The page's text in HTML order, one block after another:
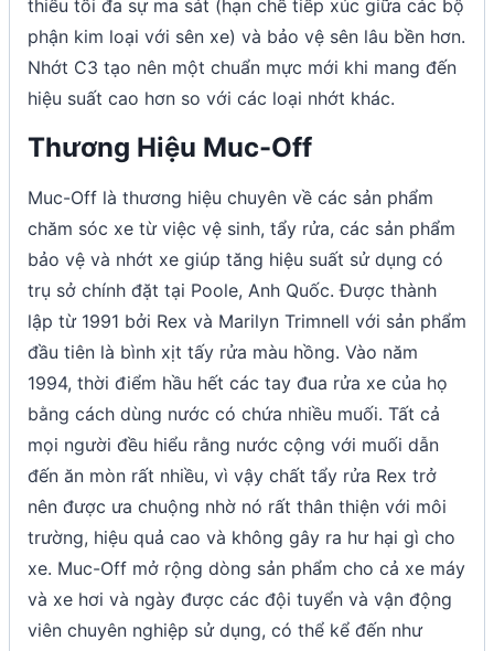
thiểu tối đa sự ma sát (hạn chế tiếp xúc giữa các bộ
phận kim loại với sên xe) và bảo vệ sên lâu bền hơn.
Nhớt C3 tạo nên một chuẩn mực mới khi mang đến
hiệu suất cao hơn so với các loại nhớt khác.
Thương Hiệu Muc-Off
Muc-Off là thương hiệu chuyên về các sản phẩm
chăm sóc xe từ việc vệ sinh, tẩy rửa, các sản phẩm
bảo vệ và nhớt xe giúp tăng hiệu suất sử dụng có
trụ sở chính đặt tại Poole, Anh Quốc. Được thành
lập từ 1991 bởi Rex và Marilyn Trimnell với sản phẩm
đầu tiên là bình xịt tấy rửa màu hồng. Vào năm
1994, thời điểm hầu hết các tay đua rửa xe của họ
bằng cách dùng nước có chứa nhiều muối. Tất cả
mọi người đều hiểu rằng nước cộng với muối dẫn
đến ăn mòn rất nhiều, vì vậy chất tẩy rửa Rex trở
nên được ưa chuộng nhờ nó rất thân thiện với môi
trường, hiệu quả cao và không gây ra hư hại gì cho
xe. Muc-Off mở rộng dòng sản phẩm cho cả xe máy
và xe hơi và ngày được các đội tuyển và vận động
viên chuyên nghiệp sử dụng, có thể kể đến như